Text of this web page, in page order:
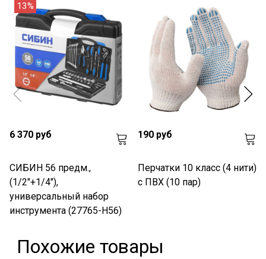
13%
6 370 руб
СИБИН 56 предм.,
(1/2"+1/4"),
универсальный набор
инструмента (27765-H56)
190 руб
Перчатки 10 класс (4 нити)
с ПВХ (10 пар)
Похожие товары